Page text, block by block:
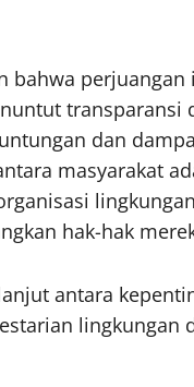
bahwa
transparansi
dan
masyarakat
hak-hak
antara
lingkungan